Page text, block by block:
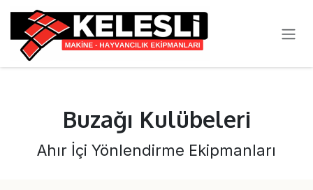
Buzağı Kulübeleri
Ahır İçi Yönlendirme Ekipmanları